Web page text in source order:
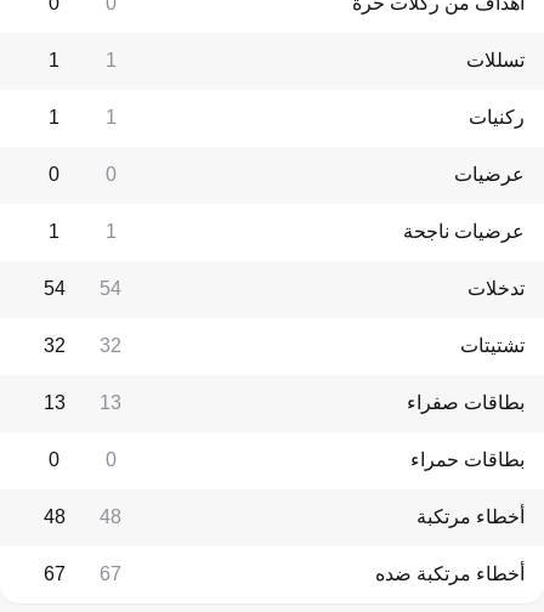
تسللات 1
1
ركنيات 1
1
عرضيات 0
0
عرضيات ناجحة 1
1
تدخلات 54
54
تشتيتات 32
32
بطاقات صفراء 13
13
بطاقات حمراء 0
0
أخطاء مرتكبة 48
48
أخطاء مرتكبة ضده 67
67